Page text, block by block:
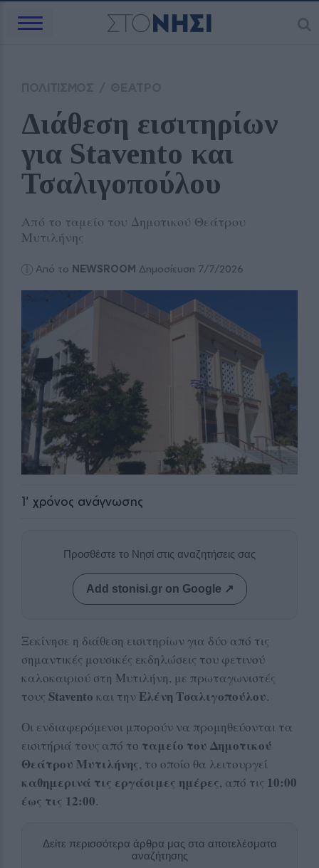
Διάθεση εισιτηρίων
για Stavento και
Τσαλιγοπούλου
Από το ταμείο του Δημοτικού Θεάτρου
Μυτιλήνης
Από το NEWSROOM Δημοσίευση 7/7/2026
1' χρόνος ανάγνωσης
Προσθέστε το Νησί στις αναζητήσεις σας
Add stonisi.gr on Google ↗
Ξεκίνησε η διάθεση εισιτηρίων για δύο από τις
σημαντικές μουσικές εκδηλώσεις του φετινού
καλοκαιριού στη Μυτιλήνη, με πρωταγωνιστές
τους Stavento και την Ελένη Τσαλιγοπούλου.
Οι ενδιαφερόμενοι μπορούν να προμηθεύονται τα
εισιτήριά τους από το ταμείο του Δημοτικού
Θεάτρου Μυτιλήνης, το οποίο θα λειτουργεί
καθημερινά τις εργάσιμες ημέρες, από τις 10:00
έως τις 12:00.
Δείτε περισσότερα άρθρα μας στα αποτελέσματα
αναζήτησης